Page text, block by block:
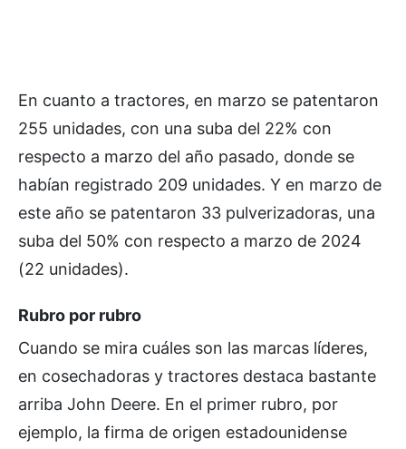
En cuanto a tractores, en marzo se patentaron
255 unidades, con una suba del 22% con
respecto a marzo del año pasado, donde se
habían registrado 209 unidades. Y en marzo de
este año se patentaron 33 pulverizadoras, una
suba del 50% con respecto a marzo de 2024
(22 unidades).
Rubro por rubro
Cuando se mira cuáles son las marcas líderes,
en cosechadoras y tractores destaca bastante
arriba John Deere. En el primer rubro, por
ejemplo, la firma de origen estadounidense